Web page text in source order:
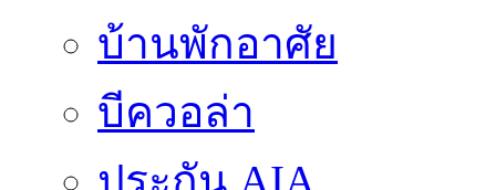
บ้านพักอาศัย
บีควอล่า
ประกัน AIA